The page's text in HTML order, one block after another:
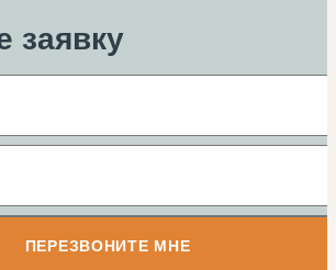
заявку
ПЕРЕЗВОНИТЕ МНЕ